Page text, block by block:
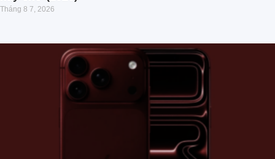
Tháng 8 7, 2026